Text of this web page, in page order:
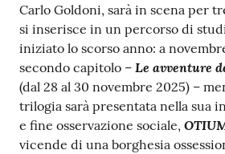
Carlo Goldoni, sarà in scena per
si inserisce in un percorso di
iniziato lo scorso anno: a
secondo capitolo – Le avventure
(dal 28 al 30 novembre 2025) –
trilogia sarà presentata nella sua
e fine osservazione sociale,
vicende di una borghesia